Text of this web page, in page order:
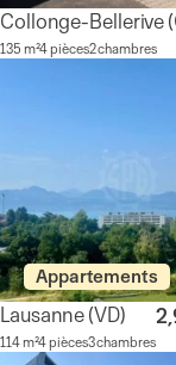
Collonge-Bellerive
135 m²4 pièces2 chambres
Appartements
Lausanne(VD)
114 m²4 pièces3 chambres